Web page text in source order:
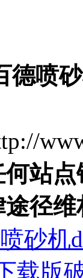
德喷
站
径
砂机
载版